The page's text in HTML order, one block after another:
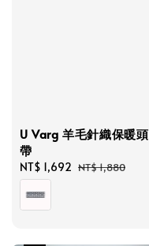
U Varg 羊毛針織保暖頭
帶
Sale
price
NT$ 1,692 Regular
NT$ 1,880